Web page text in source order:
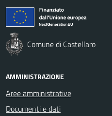
Comune di Castellaro
AMMINISTRAZIONE
Aree amministrative
Documenti e dati